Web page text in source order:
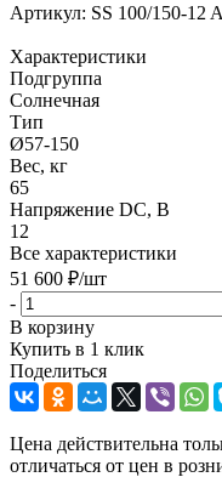
Артикул: SS 100/150-12
Характеристики
Подгруппа
Солнечная
Тип
Ø57-150
Вес, кг
65
Напряжение DC, В
12
Все характеристики
51 600 ₽/шт
-
В корзину
Купить в 1 клик
Поделиться
Цена действительна
отличаться от цен в